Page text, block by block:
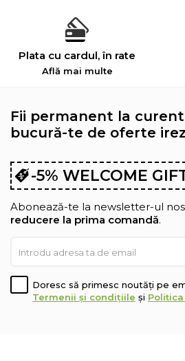
Plata cu cardul, în rate
Află mai multe
Fii permanent la
bucură-te de oferte
-5% WELCOME
Abonează-te la newsletter-ul
reducere la prima comandă.
Doresc să primesc noutăți pe
Termenii și condițiile și